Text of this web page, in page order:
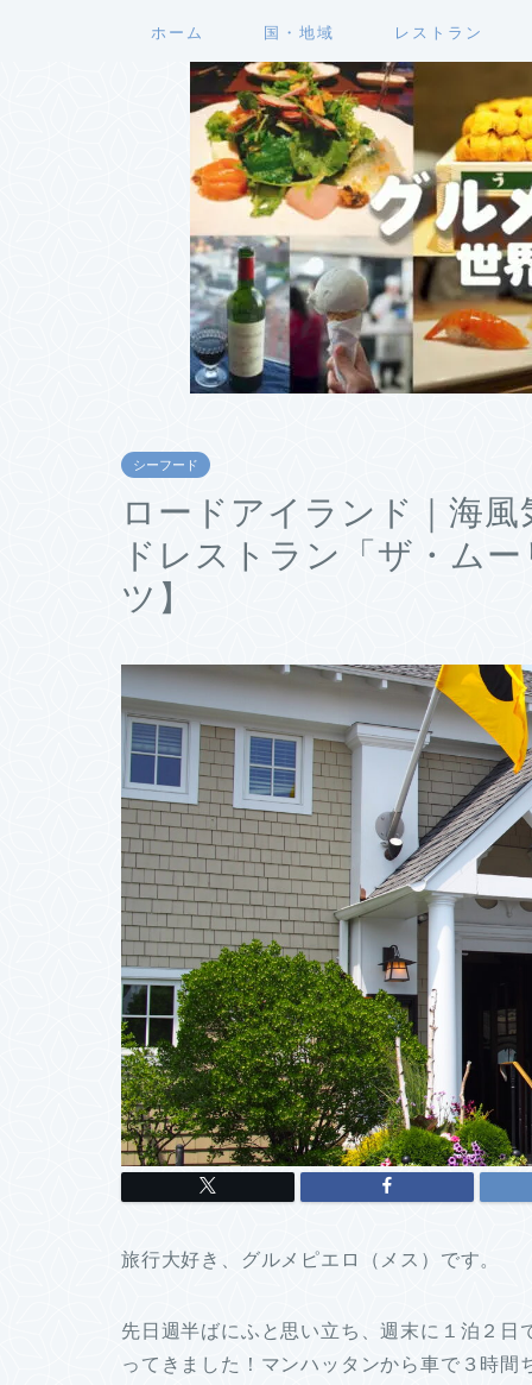
ホーム 国・地域 レストラン
シーフード
ロードアイランド｜海
ドレストラン「ザ・ム
ツ】
旅行大好き、グルメピエロ（メス）です。
先日週半ばにふと思い立ち、週末に１泊２日
ってきました！マンハッタンから車で３時